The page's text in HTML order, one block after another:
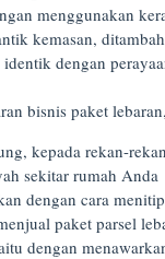
menggunakan
kemasan,
dengan
bisnis paket
kepada rekan-
sekitar rumah Anda
dengan cara
paket parsel
dengan